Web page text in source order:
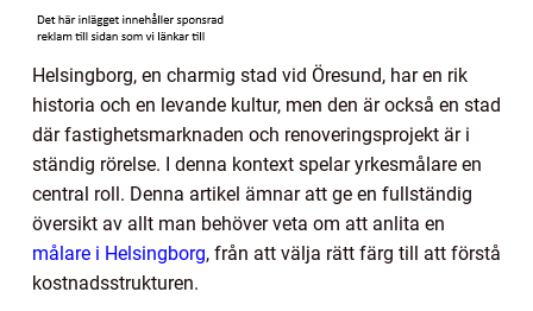
Helsingborg, en charmig stad vid Öresund, har en rik
historia och en levande kultur, men den är också en stad
där fastighetsmarknaden och renoveringsprojekt är i
ständig rörelse. I denna kontext spelar yrkesmålare en
central roll. Denna artikel ämnar att ge en fullständig
översikt av allt man behöver veta om att anlita en
målare i Helsingborg, från att välja rätt färg till att förstå
kostnadsstrukturen.